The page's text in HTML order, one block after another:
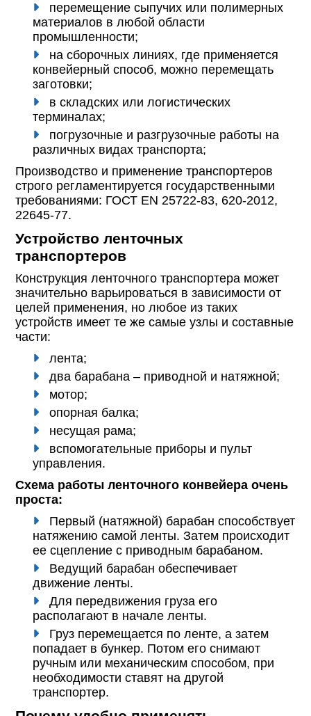
перемещение сыпучих или полимерных
материалов в любой области
промышленности;
на сборочных линиях, где применяется
конвейерный способ, можно перемещать
заготовки;
в складских или логистических
терминалах;
погрузочные и разгрузочные работы на
различных видах транспорта;
Производство и применение транспортеров
строго регламентируется государственными
требованиями: ГОСТ EN 25722-83, 620-2012,
22645-77.
Устройство ленточных
транспортеров
Конструкция ленточного транспортера может
значительно варьироваться в зависимости от
целей применения, но любое из таких
устройств имеет те же самые узлы и составные
части:
лента;
два барабана – приводной и натяжной;
мотор;
опорная балка;
несущая рама;
вспомогательные приборы и пульт
управления.
Схема работы ленточного конвейера очень
проста:
Первый (натяжной) барабан способствует
натяжению самой ленты. Затем происходит
ее сцепление с приводным барабаном.
Ведущий барабан обеспечивает
движение ленты.
Для передвижения груза его
располагают в начале ленты.
Груз перемещается по ленте, а затем
попадает в бункер. Потом его снимают
ручным или механическим способом, при
необходимости ставят на другой
транспортер.